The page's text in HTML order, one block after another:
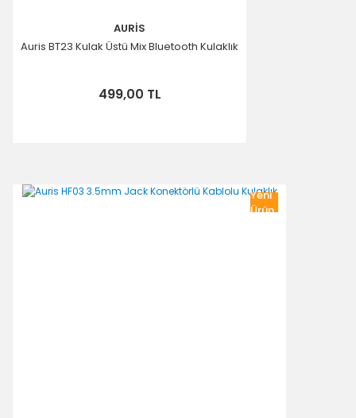
AURİS
Auris BT23 Kulak Üstü Mix Bluetooth Kulaklık
499,00 TL
Yeni
Ürün